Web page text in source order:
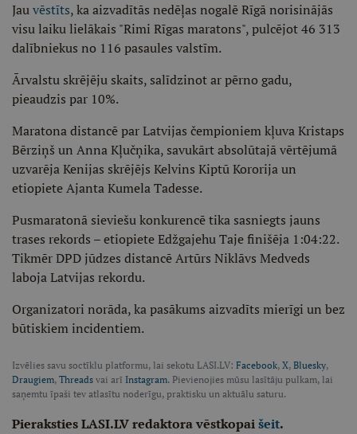
Jauvēstīts, ka aizvadītās nedēļas nogalē Rīgā norisinājās
visu laiku lielākais "Rimi Rīgas maratons", pulcējot 46 313
dalībniekus no 116 pasaules valstīm.
Ārvalstu skrējēju skaits, salīdzinot ar pērno gadu,
pieaudzis par 10%.
Maratona distancē par Latvijas čempioniem kļuva Kristaps
Bērziņš un Anna Kļučņika, savukārt absolūtajā vērtējumā
uzvarēja Kenijas skrējējs Kelvins Kiptū Kororija un
etiopiete Ajanta Kumela Tadesse.
Pusmaratonā sieviešu konkurencē tika sasniegts jauns
trases rekords – etiopiete Edžgajehu Taje finišēja 1:04:22.
Tikmēr DPD jūdzes distancē Artūrs Niklāvs Medveds
laboja Latvijas rekordu.
Organizatori norāda, ka pasākums aizvadīts mierīgi un bez
būtiskiem incidentiem.
Izvēlies savu soctīklu platformu, lai sekotu LASI.LV: Facebook, X, Bluesky,
Draugiem, Threads vai arī Instagram. Pievienojies mūsu lasītāju pulkam, lai
saņemtu īpaši tev atlasītu noderīgu, praktisku un aktuālu saturu.
Pieraksties LASI.LV redaktora vēstkopaišeit.